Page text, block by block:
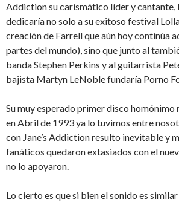
Addiction su carismático líder y cantante,
dedicaría no solo a su exitoso festival
creación de Farrell que aún hoy continúa
partes del mundo), sino que junto al
banda Stephen Perkins y al guitarrista
bajista Martyn LeNoble fundaría Porno
Su muy esperado primer disco homónimo
en Abril de 1993 ya lo tuvimos entre
con Jane’s Addiction resulto inevitable y
fanáticos quedaron extasiados con el
no lo apoyaron.
Lo cierto es que si bien el sonido es